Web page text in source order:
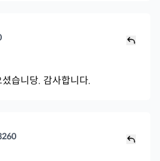
습니당. 감사합니다.